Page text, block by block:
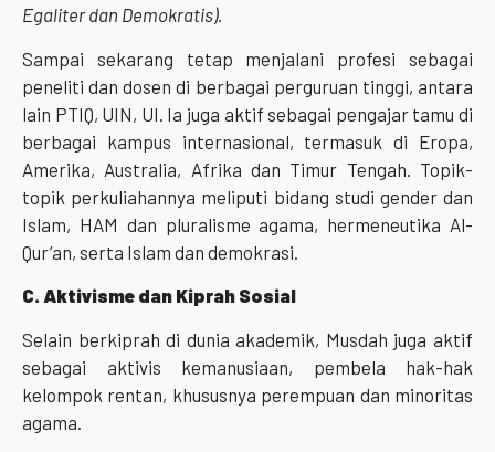
Egaliter dan Demokratis).
Sampai sekarang tetap menjalani profesi sebagai
peneliti dan dosen di berbagai perguruan tinggi, antara
lain PTIQ, UIN, UI. Ia juga aktif sebagai pengajar tamu di
berbagai kampus internasional, termasuk di Eropa,
Amerika, Australia, Afrika dan Timur Tengah. Topik-
topik perkuliahannya meliputi bidang studi gender dan
Islam, HAM dan pluralisme agama, hermeneutika Al-
Qur’an, serta Islam dan demokrasi.
C. Aktivisme dan Kiprah Sosial
Selain berkiprah di dunia akademik, Musdah juga aktif
sebagai aktivis kemanusiaan, pembela hak-hak
kelompok rentan, khususnya perempuan dan minoritas
agama.